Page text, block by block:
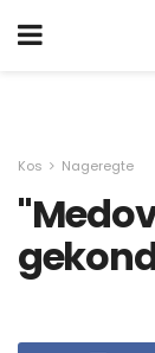
Kos Nageregte